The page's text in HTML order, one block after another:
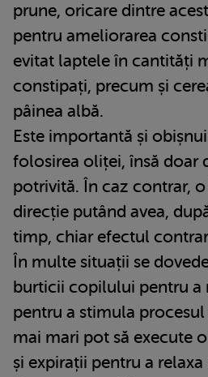
prune, oricare dintre
pentru ameliorarea
evitat laptele în cantități
constipați, precum și
pâinea albă.
Este importantă și
folosirea oliței, însă doar
potrivită. În caz contrar,
direcție putând avea,
timp, chiar efectul
În multe situații se
burticii copilului pentru a
pentru a stimula
mai mari pot să execute
și expirații pentru a